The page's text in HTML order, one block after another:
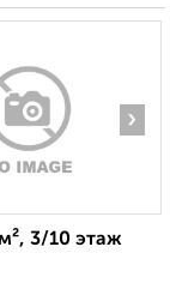
›
3/10 этаж